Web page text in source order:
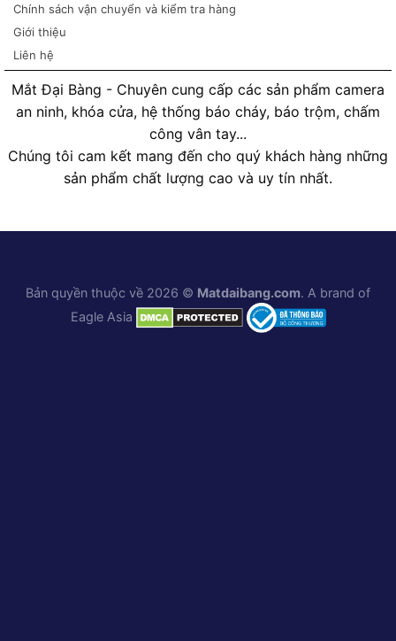
Chính sách vận chuyển và kiểm tra hàng
Giới thiệu
Liên hệ
Mắt Đại Bàng - Chuyên cung cấp các sản phẩm camera
an ninh, khóa cửa, hệ thống báo cháy, báo trộm, chấm
công vân tay...
Chúng tôi cam kết mang đến cho quý khách hàng những
sản phẩm chất lượng cao và uy tín nhất.
Bản quyền thuộc về 2026 © Matdaibang.com. A brand of
Eagle Asia